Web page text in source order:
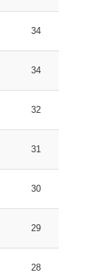
34
34
32
31
30
29
28